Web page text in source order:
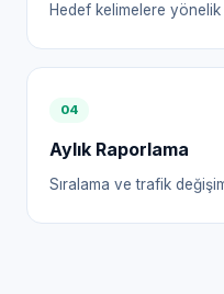
Hedef kelimelere
04
Aylık Raporlama
Sıralama ve trafik